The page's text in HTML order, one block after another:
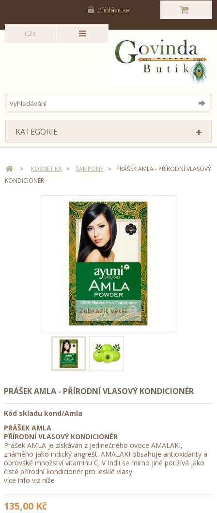
Přihlásit se
CZK
KATEGORIE
> KOSMETIKA > ŠAMPONY >
PRÁŠEK AMLA - PŘÍRODNÍ VLASOVÝ
KONDICIONÉR
Zobrazit větší
PRÁŠEK AMLA - PŘÍRODNÍ VLASOVÝ KONDICIONÉR
Kód skladu kond/Amla
PRÁŠEK AMLA
PŘÍRODNÍ VLASOVÝ KONDICIONÉR
Prášek AMLA je získáván z jedinečného ovoce AMALAKI,
známého jako indický angrešt. AMALAKI obsahuje antioxidanty a
obrovské množství vitaminu C. V Indii se mimo jiné používá jako
čistě přírodní kondicionér pro lesklé vlasy.
více info viz níže
135,00 Kč